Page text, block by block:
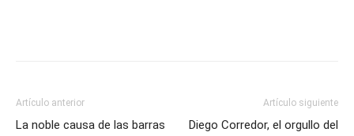
Artículo anterior
La noble causa de las barras
Artículo siguiente
Diego Corredor, el orgullo del